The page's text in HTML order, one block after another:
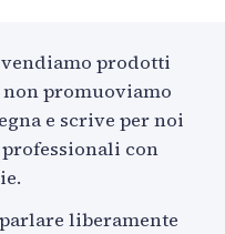
prodotti
promuoviamo
e scrive per noi
con
liberamente